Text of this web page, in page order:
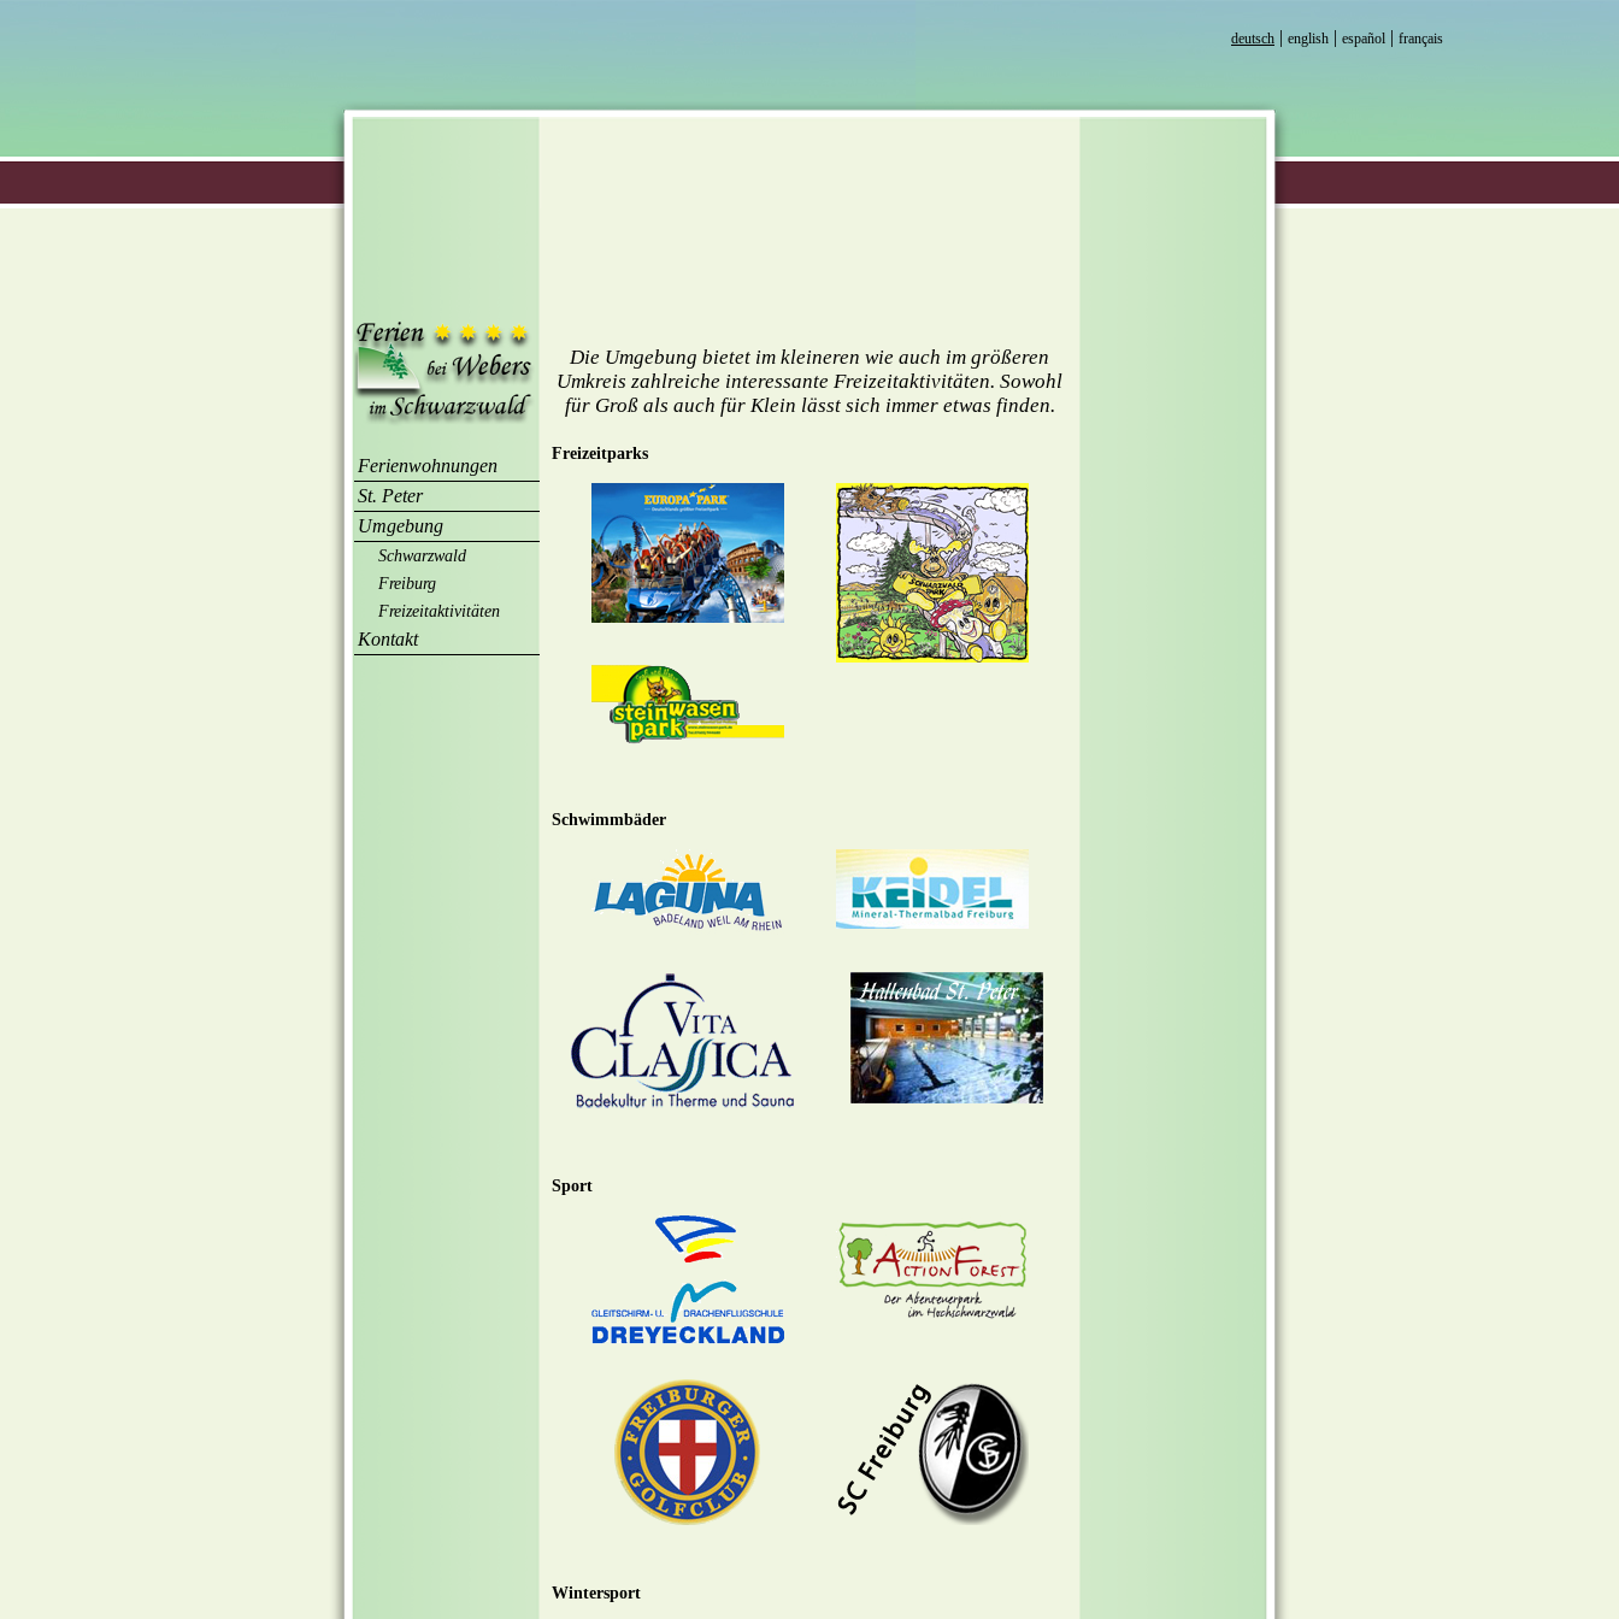
Ferienwohnungen
St. Peter
Umgebung
Schwarzwald
Freiburg
Freizeitaktivitäten
Kontakt
Die Umgebung bietet im kleineren wie auch im größeren
Umkreis zahlreiche interessante Freizeitaktivitäten. Sowohl
für Groß als auch für Klein lässt sich immer etwas finden.
Freizeitparks
Schwimmbäder
Sport
Wintersport
deutsch | english | español | français